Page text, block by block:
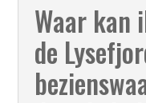
Waar kan
de